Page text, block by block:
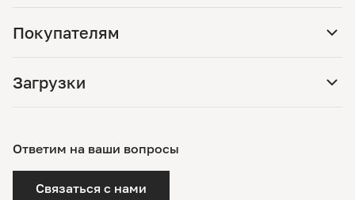
Покупателям
Загрузки
Ответим на ваши вопросы
Связаться с нами